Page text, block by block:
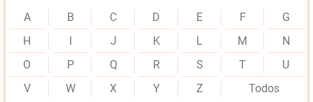
A B C D E F
G
H
J K L M
N
O
P Q R S T
U
V
W X Y Z Todos